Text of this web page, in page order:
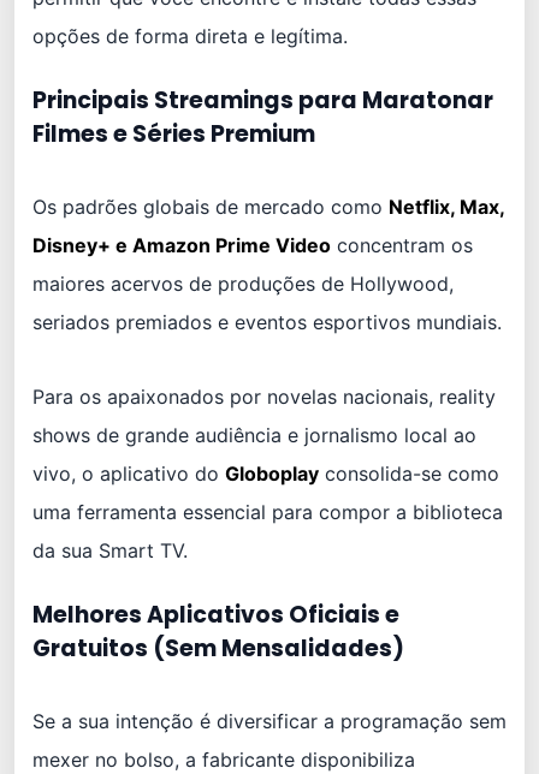
opções de forma direta e legítima.
Principais Streamings para Maratonar
Filmes e Séries Premium
Os padrões globais de mercado como Netflix, Max,
Disney+ e Amazon Prime Video concentram os
maiores acervos de produções de Hollywood,
seriados premiados e eventos esportivos mundiais.
Para os apaixonados por novelas nacionais, reality
shows de grande audiência e jornalismo local ao
vivo, o aplicativo do Globoplay consolida-se como
uma ferramenta essencial para compor a biblioteca
da sua Smart TV.
Melhores Aplicativos Oficiais e
Gratuitos (Sem Mensalidades)
Se a sua intenção é diversificar a programação sem
mexer no bolso, a fabricante disponibiliza